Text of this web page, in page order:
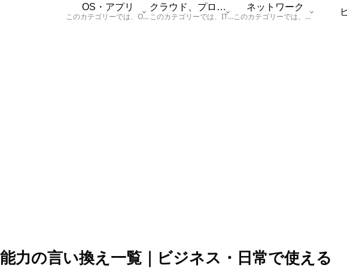
OS・アプリ
このカテゴリーでは、OSに関する情報を記載しています。
クラウド、プログラム
このカテゴリーでは、ITに関する基本的な情報として「ハードウェア、「サーバー」、「データベース、「ネットワーク」、「セキュリティ」、「プログラム」に関する情報を記載しています。
ネットワーク
このカテゴリーでは、「ネットワーク」に関する情報を記載しています。
力の言い換え一覧｜ビジネス・日常で使える